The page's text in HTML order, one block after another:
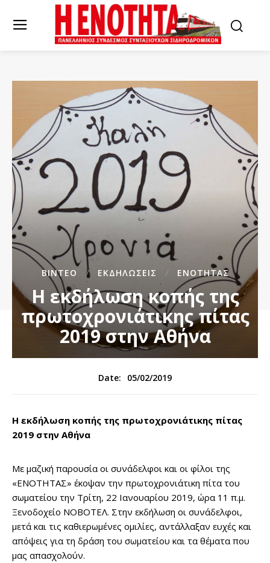
ΒΊΝΤΕΟ ΕΚΔΗΛΏΣΕΙΣ ΕΝΌΤΗΤΑΣ
Η εκδήλωση κοπής της
πρωτοχρονιάτικης πίτας
2019 στην Αθήνα
Date: 05/02/2019
Η εκδήλωση κοπής της πρωτοχρονιάτικης πίτας
2019 στην Αθήνα
Με μαζική παρουσία οι συνάδελφοι και οι φίλοι της
«ΕΝΟΤΗΤΑΣ» έκοψαν την πρωτοχρονιάτικη πίτα του
σωματείου την Τρίτη, 22 Ιανουαρίου 2019, ώρα 11 π.μ.
Ξενοδοχείο ΝΟΒΟΤΕΛ. Στην εκδήλωση οι συνάδελφοι,
μετά και τις καθιερωμένες ομιλίες, αντάλλαξαν ευχές και
απόψεις για τη δράση του σωματείου και τα θέματα που
μας απασχολούν.